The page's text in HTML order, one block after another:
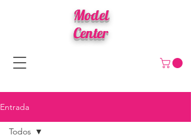
Model
Center
Entrada
Todos